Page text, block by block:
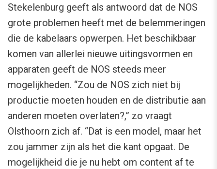
Stekelenburg geeft als antwoord dat de NOS
grote problemen heeft met de belemmeringen
die de kabelaars opwerpen. Het beschikbaar
komen van allerlei nieuwe uitingsvormen en
apparaten geeft de NOS steeds meer
mogelijkheden. “Zou de NOS zich niet bij
productie moeten houden en de distributie aan
anderen moeten overlaten?,” zo vraagt
Olsthoorn zich af. “Dat is een model, maar het
zou jammer zijn als het die kant opgaat. De
mogelijkheid die je nu hebt om content af te